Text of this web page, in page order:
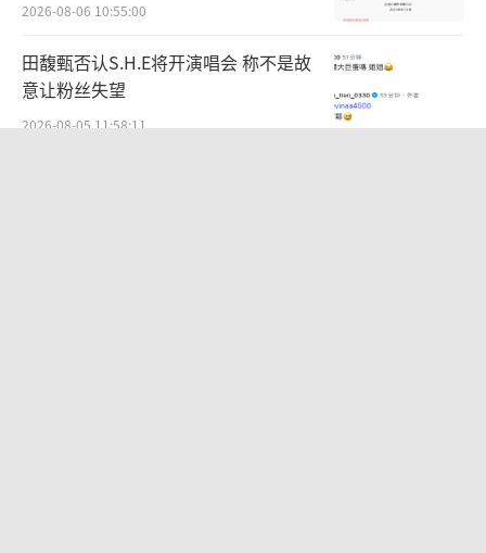
2026-08-06 10:55:00
田馥甄否认S.H.E将开演唱会 称不是故
意让粉丝失望
2026-08-05 11:58:11